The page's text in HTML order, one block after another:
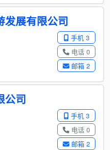
发展有限公司
手机 3
电话 0
邮箱 2
公司
手机 3
电话 0
邮箱 2